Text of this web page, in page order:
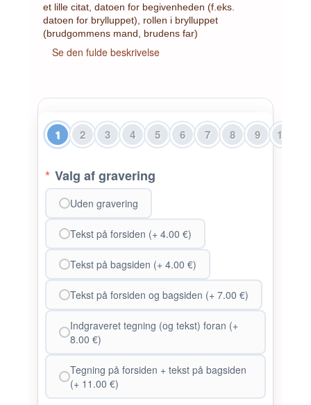
et lille citat, datoen for begivenheden (f.eks.
datoen for brylluppet), rollen i brylluppet
(brudgommens mand, brudens far)
Se den fulde beskrivelse
1 2 3 4 5 6 7 8 9 10
* Valg af gravering
Uden gravering
Tekst på forsiden (+ 4.00 €)
Tekst på bagsiden (+ 4.00 €)
Tekst på forsiden og bagsiden (+ 7.00 €)
Indgraveret tegning (og tekst) foran (+
8.00 €)
Tegning på forsiden + tekst på bagsiden
(+ 11.00 €)